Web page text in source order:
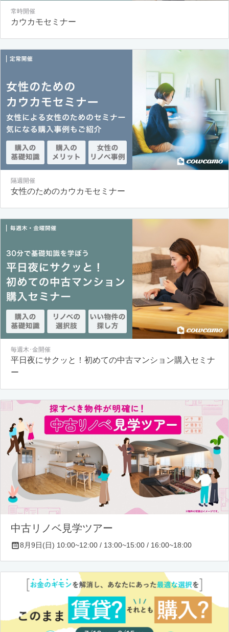
常時開催
カウカモセミナー
隔週開催
女性のためのカウカモセミナー
毎週木･金開催
平日夜にサクッと！初めての中古マンション購入セミナ
ー
中古リノベ見学ツアー
8月9日(日) 10:00~12:00 / 13:00~15:00 / 16:00~18:00